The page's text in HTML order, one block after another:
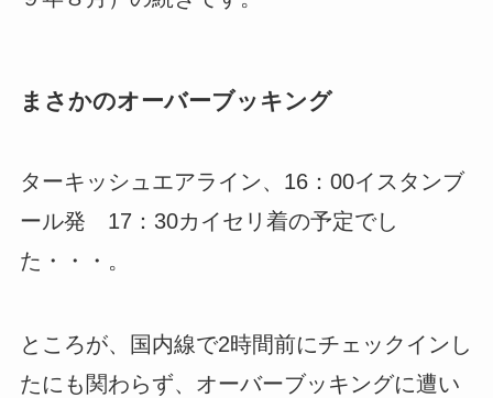
まさかのオーバーブッキング
ターキッシュエアライン、16：00イスタンブ
ール発 17：30カイセリ着の予定でし
た・・・。
ところが、国内線で2時間前にチェックインし
たにも関わらず、オーバーブッキングに遭い